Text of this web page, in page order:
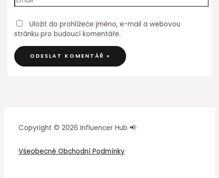
Uložit do prohlížeče jméno, e-mail a webovou
stránku pro budoucí komentáře.
Copyright © 2026 Influencer Hub 📢
Všeobecné Obchodní Podmínky